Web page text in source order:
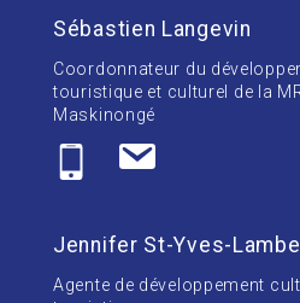
Sébastien Langevin
Coordonnateur du
touristique et culturel de la
Maskinongé
Jennifer St-Yves-
Agente de développement